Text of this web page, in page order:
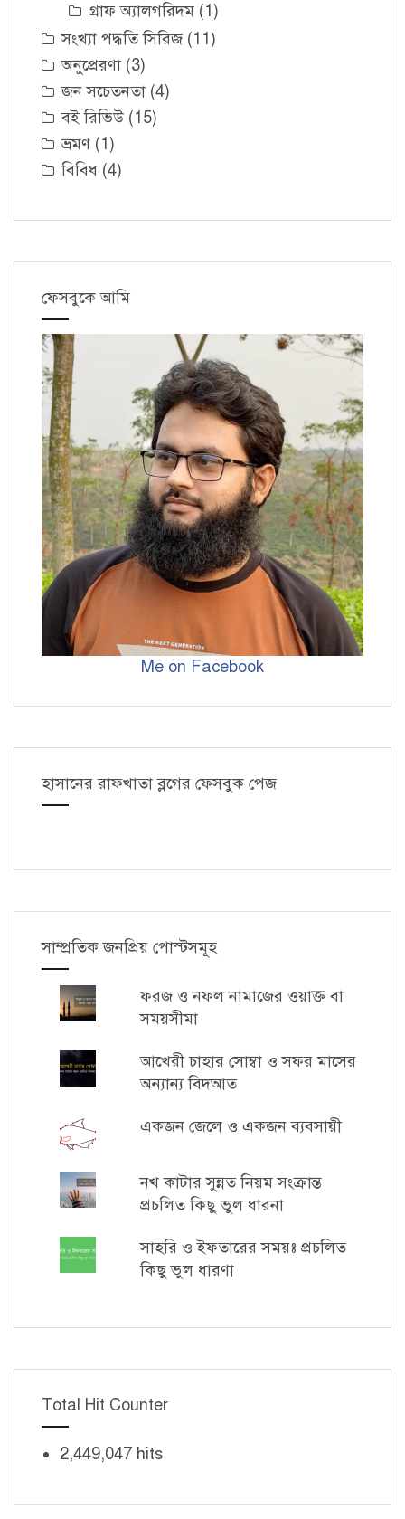
গ্রাফ অ্যালগরিদম (1)
সংখ্যা পদ্ধতি সিরিজ (11)
অনুপ্রেরণা (3)
জন সচেতনতা (4)
বই রিভিউ (15)
ভ্রমণ (1)
বিবিধ (4)
ফেসবুকে আমি
Me on Facebook
হাসানের রাফখাতা ব্লগের ফেসবুক পেজ
সাম্প্রতিক জনপ্রিয় পোস্টসমূহ
ফরজ ও নফল নামাজের ওয়াক্ত বা
সময়সীমা
আখেরী চাহার সোম্বা ও সফর মাসের
অন্যান্য বিদআত
একজন জেলে ও একজন ব্যবসায়ী
নখ কাটার সুন্নত নিয়ম সংক্রান্ত
প্রচলিত কিছু ভুল ধারনা
সাহরি ও ইফতারের সময়ঃ প্রচলিত
কিছু ভুল ধারণা
Total Hit Counter
2,449,047 hits